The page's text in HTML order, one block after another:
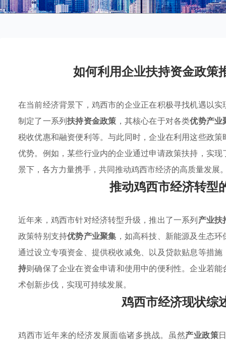
如何利用企业扶持资金政策
在当前经济背景下，鸡西市的企业正在积极寻找机遇以
制定了一系列扶持资金政策 ，其核心在于对各类优势产业
税收优惠和融资便利等。与此同时，企业在利用这些政
优势。例如，某些行业内的企业通过申请政策扶持，实
景下，各方力量携手，共同推动鸡西市经济的高质量发展
推动鸡西市经济转型
近年来，鸡西市针对经济转型升级，推出了一系列产业扶
政策特别支持优势产业聚集 ，如高科技、新能源及生态
通过设立专项资金、提供税收减免、以及贷款贴息等措
持则确保了企业在资金申请和使用中的便利性。企业若
术创新步伐，实现可持续发展。
鸡西市经济现状综
鸡西市近年来的经济发展面临诸多挑战。虽然产业政策